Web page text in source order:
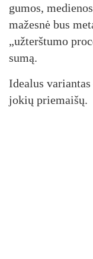
gumos,
mažesnė bus
„užterštumo
sumą.
Idealus
jokių priemaišų.